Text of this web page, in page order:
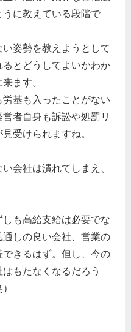
に教えている段階で
姿勢を教えようとして
とどうしてよいかわか
ます。
基も入ったことがない
者自身も訴訟や処罰リ
受けられますね。
会社は潰れてしまえ、
も高給支給は必要でな
しの良い会社、営業の
きるはず。但し、今の
もたなくなるだろう